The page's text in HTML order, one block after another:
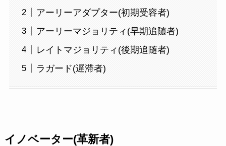
アーリーアダプター(初期受容者)
アーリーマジョリティ(早期追随者)
レイトマジョリティ(後期追随者)
ラガード(遅滞者)
イノベーター(革新者)